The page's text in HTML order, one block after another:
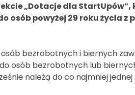
„Dotacje dla
osób powyżej 29 roku życia z
bezrobotnych i biernych
osób bezrobotnych lub
należą do co najmniej jednej